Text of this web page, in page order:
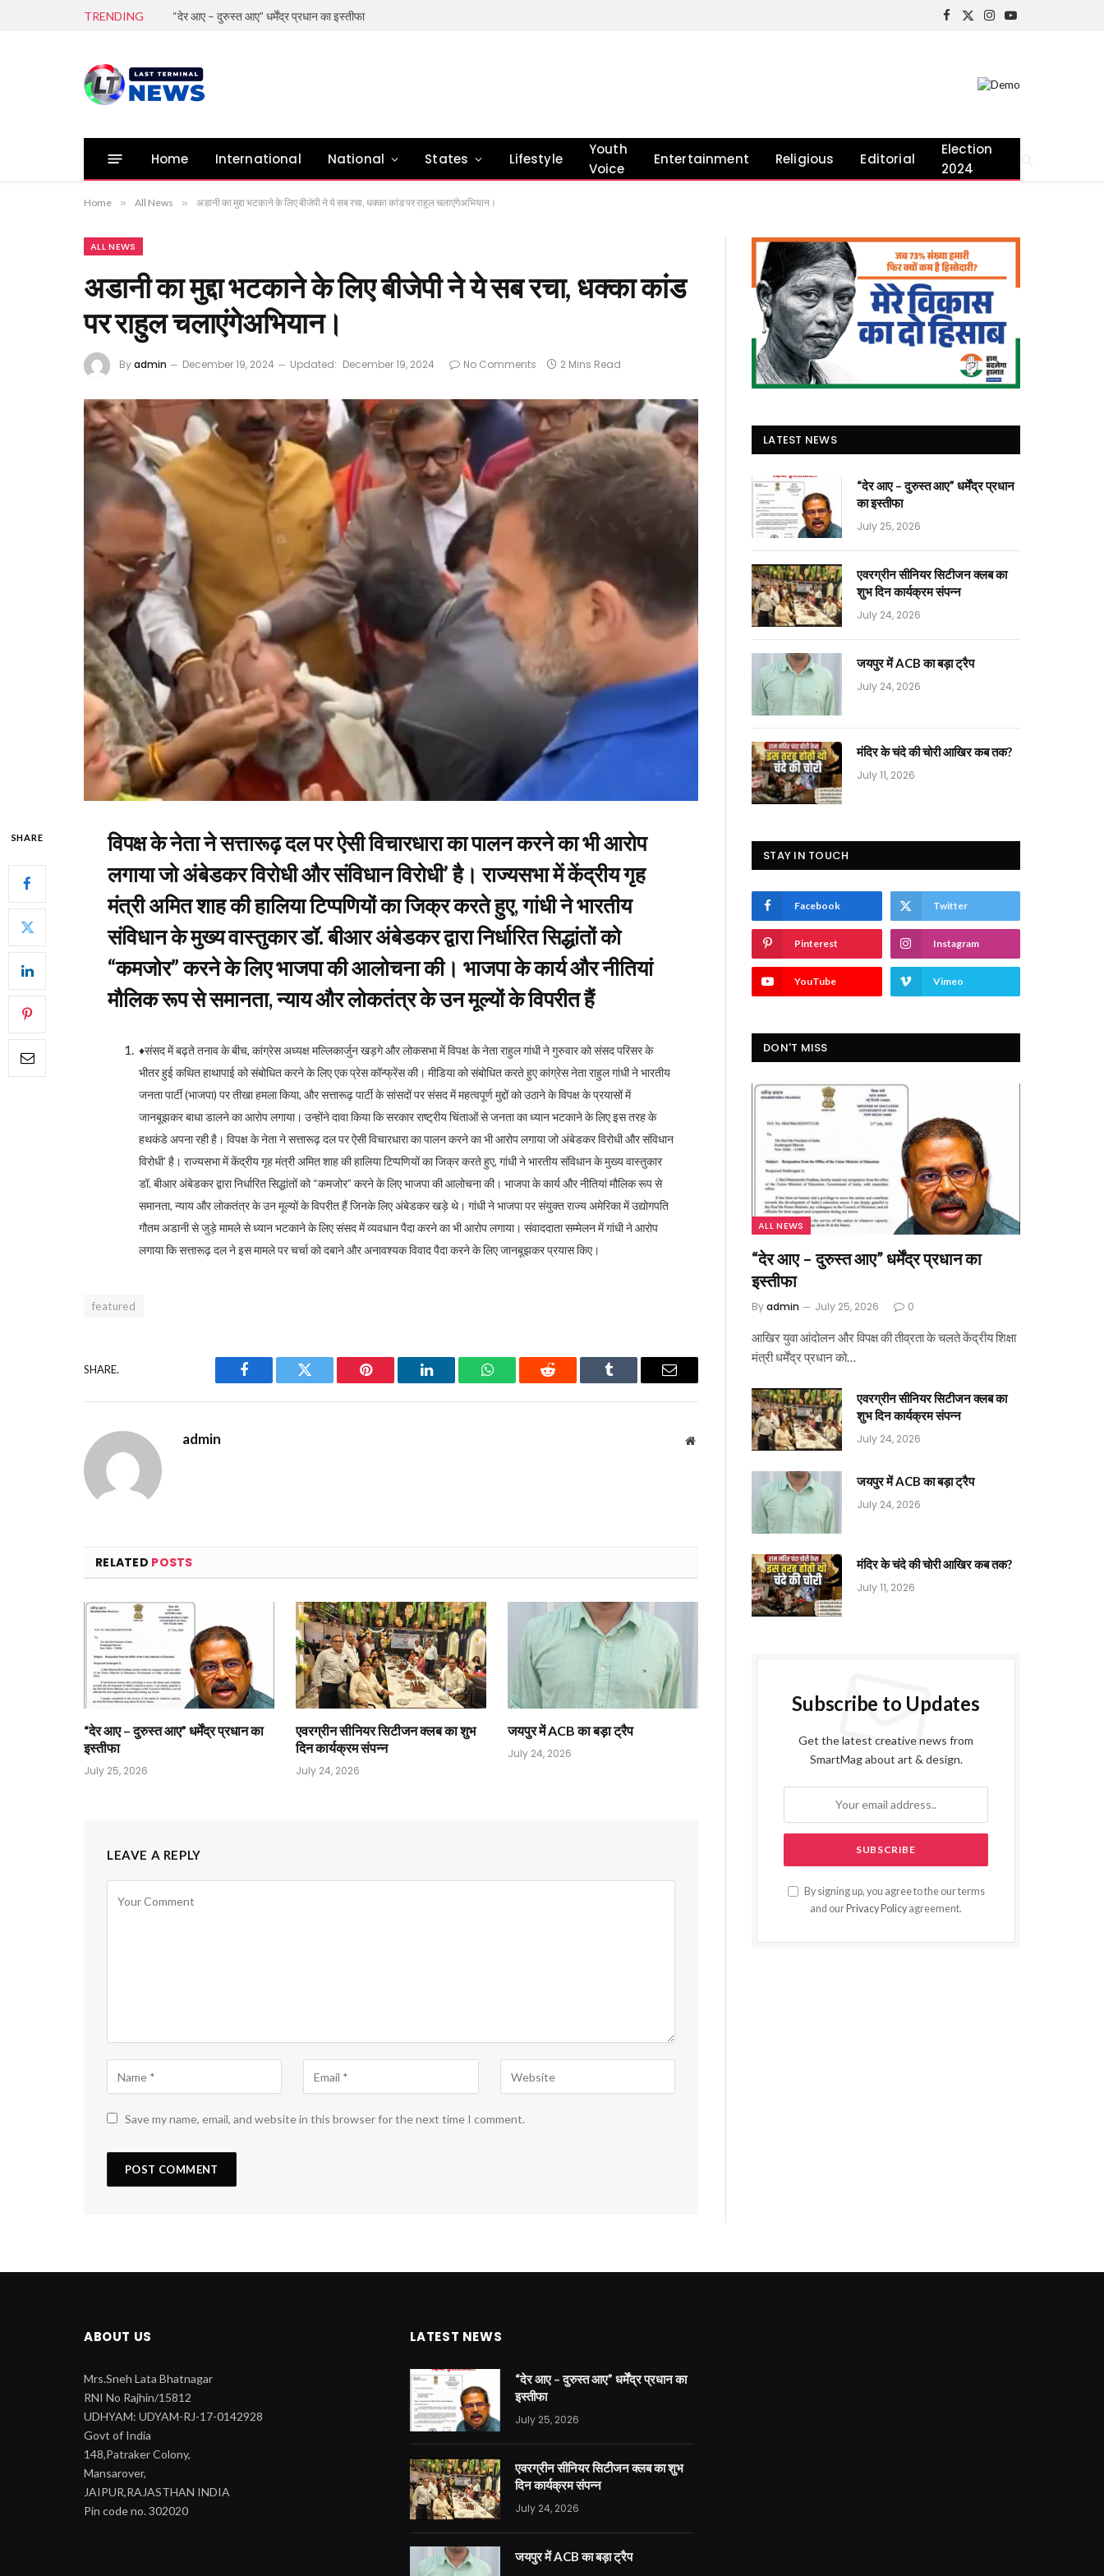
TRENDING “देर आए – दुरुस्त आए” धर्मेंद्र प्रधान का इस्तीफा
Facebook
X
Instagram
YouTube
Home International National States Lifestyle
Youth
Voice
Entertainment Religious Editorial
Election
2024
Home » All News » अडानी का मुद्दा भटकाने के लिए बीजेपी ने ये सब रचा, धक्का कांड पर राहुल चलाएंगेअभियान।
ALL NEWS
अडानी का मुद्दा भटकाने के लिए बीजेपी ने ये सब रचा, धक्का कांड
पर राहुल चलाएंगेअभियान।
Byadmin December 19, 2024 Updated: December 19, 2024 No Comments 2 Mins Read
SHARE
विपक्ष के नेता ने सत्तारूढ़ दल पर ऐसी विचारधारा का पालन करने का भी आरोप
लगाया जो अंबेडकर विरोधी और संविधान विरोधी’ है। राज्यसभा में केंद्रीय गृह
मंत्री अमित शाह की हालिया टिप्पणियों का जिक्र करते हुए, गांधी ने भारतीय
संविधान के मुख्य वास्तुकार डॉ. बीआर अंबेडकर द्वारा निर्धारित सिद्धांतों को
“कमजोर” करने के लिए भाजपा की आलोचना की। भाजपा के कार्य और नीतियां
मौलिक रूप से समानता, न्याय और लोकतंत्र के उन मूल्यों के विपरीत हैं
♦संसद में बढ़ते तनाव के बीच, कांग्रेस अध्यक्ष मल्लिकार्जुन खड़गे और लोकसभा में विपक्ष के नेता राहुल गांधी ने गुरुवार को संसद परिसर के
भीतर हुई कथित हाथापाई को संबोधित करने के लिए एक प्रेस कॉन्फ्रेंस की। मीडिया को संबोधित करते हुए कांग्रेस नेता राहुल गांधी ने भारतीय
जनता पार्टी (भाजपा) पर तीखा हमला किया, और सत्तारूढ़ पार्टी के सांसदों पर संसद में महत्वपूर्ण मुद्दों को उठाने के विपक्ष के प्रयासों में
जानबूझकर बाधा डालने का आरोप लगाया। उन्होंने दावा किया कि सरकार राष्ट्रीय चिंताओं से जनता का ध्यान भटकाने के लिए इस तरह के
हथकंडे अपना रही है।विपक्ष के नेता ने सत्तारूढ़ दल पर ऐसी विचारधारा का पालन करने का भी आरोप लगाया जो अंबेडकर विरोधी और संविधान
विरोधी’ है। राज्यसभा में केंद्रीय गृह मंत्री अमित शाह की हालिया टिप्पणियों का जिक्र करते हुए, गांधी ने भारतीय संविधान के मुख्य वास्तुकार
डॉ. बीआर अंबेडकर द्वारा निर्धारित सिद्धांतों को “कमजोर” करने के लिए भाजपा की आलोचना की। भाजपा के कार्य और नीतियां मौलिक रूप से
समानता, न्याय और लोकतंत्र के उन मूल्यों के विपरीत हैं जिनके लिए अंबेडकर खड़े थे। गांधी ने भाजपा पर संयुक्त राज्य अमेरिका में उद्योगपति
गौतम अडानी से जुड़े मामले से ध्यान भटकाने के लिए संसद में व्यवधान पैदा करने का भी आरोप लगाया। संवाददाता सम्मेलन में गांधी ने आरोप
लगाया कि सत्तारूढ़ दल ने इस मामले पर चर्चा को दबाने और अनावश्यक विवाद पैदा करने के लिए जानबूझकर प्रयास किए।
featured
SHARE.
Facebook Twitter Pinterest LinkedIn WhatsAppReddit Tumblr Email
admin Website
RELATED POSTS
“देर आए – दुरुस्त आए” धर्मेंद्र प्रधान का
इस्तीफा
July 25, 2026
एवरग्रीन सीनियर सिटीजन क्लब का शुभ
दिन कार्यक्रम संपन्न
July 24, 2026
जयपुर में ACB का बड़ा ट्रैप
July 24, 2026
LEAVE A REPLY
Save my name, email, and website in this browser for the next time I comment.
LATEST NEWS
“देर आए – दुरुस्त आए” धर्मेंद्र प्रधान
का इस्तीफा
July 25, 2026
एवरग्रीन सीनियर सिटीजन क्लब का
शुभ दिन कार्यक्रम संपन्न
July 24, 2026
जयपुर में ACB का बड़ा ट्रैप
July 24, 2026
मंदिर के चंदे की चोरी आखिर कब तक?
July 11, 2026
STAY IN TOUCH
Facebook Twitter
Pinterest Instagram
YouTube Vimeo
DON'T MISS
ALL NEWS
“देर आए – दुरुस्त आए” धर्मेंद्र प्रधान का
इस्तीफा
Byadmin July 25, 2026 0
आखिर युवा आंदोलन और विपक्ष की तीव्रता के चलते केंद्रीय शिक्षा
मंत्री धर्मेंद्र प्रधान को…
एवरग्रीन सीनियर सिटीजन क्लब का
शुभ दिन कार्यक्रम संपन्न
July 24, 2026
जयपुर में ACB का बड़ा ट्रैप
July 24, 2026
मंदिर के चंदे की चोरी आखिर कब तक?
July 11, 2026
Subscribe to Updates
Get the latest creative news from
SmartMag about art & design.
By signing up, you agree to the our terms
and our Privacy Policy agreement.
ABOUT US
Mrs.Sneh Lata Bhatnagar
RNI No Rajhin/15812
UDHYAM: UDYAM-RJ-17-0142928
Govt of India
148,Patraker Colony,
Mansarover,
JAIPUR,RAJASTHAN INDIA
Pin code no. 302020
LATEST NEWS
“देर आए – दुरुस्त आए” धर्मेंद्र प्रधान का
इस्तीफा
July 25, 2026
एवरग्रीन सीनियर सिटीजन क्लब का शुभ
दिन कार्यक्रम संपन्न
July 24, 2026
जयपुर में ACB का बड़ा ट्रैप